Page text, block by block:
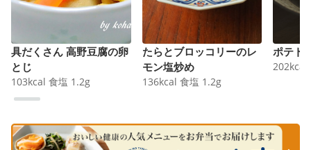
具だくさん 高野豆腐の卵
とじ
103kcal 食塩 1.2g
たらとブロッコリーのレ
モン塩炒め
136kcal 食塩 1.2g
ポテト
202kcal